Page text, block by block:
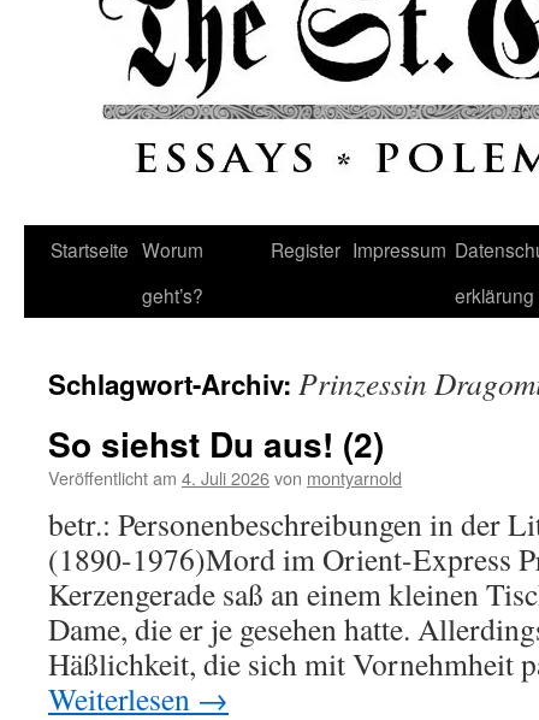
Startseite Worum
geht’s?
Register Impressum
erklärung
Schlagwort-Archiv: Prinzessin
So siehst Du aus! (2)
Veröffentlicht am 4. Juli 2026von montyarnold
betr.: Personenbeschreibungen in der
(1890-1976)Mord im Orient-Express
Kerzengerade saß an einem kleinen
Dame, die er je gesehen hatte.
Häßlichkeit, die sich mit Vornehmheit
Weiterlesen →